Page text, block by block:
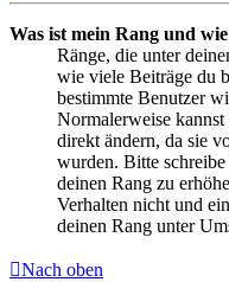
Was ist mein Rang und
Ränge, die unter
wie viele Beiträge du
bestimmte Benutzer
Normalerweise
direkt ändern, da sie
wurden. Bitte
deinen Rang zu
Verhalten nicht und
deinen Rang unter
Nach oben